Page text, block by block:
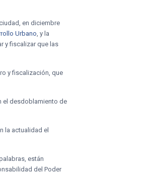
en diciembre
Urbano, y la
y fiscalizar que las
y fiscalización, que
el desdoblamiento de
la actualidad el
están
del Poder